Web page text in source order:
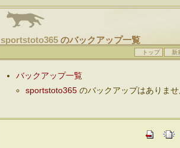
sportstoto365 のバックアップ一覧
トップ 新
バックアップ一覧
sportstoto365 のバックアップはありま